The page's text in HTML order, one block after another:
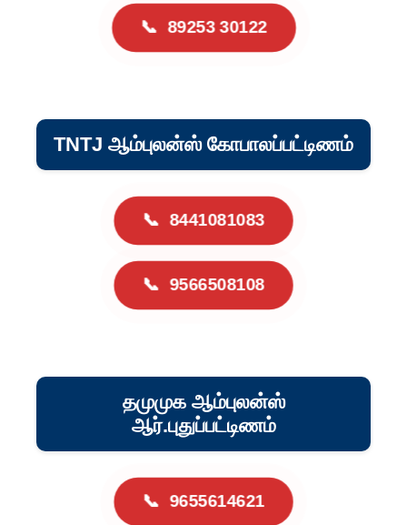
📞 89253 30122
TNTJ ஆம்புலன்ஸ் கோபாலப்பட்டிணம்
📞 8441081083
📞 9566508108
தமுமுக ஆம்புலன்ஸ்
ஆர்.புதுப்பட்டிணம்
📞 9655614621